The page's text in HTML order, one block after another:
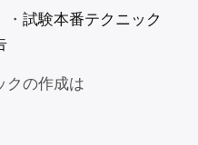
・ 試験本番テクニック
クの作成は